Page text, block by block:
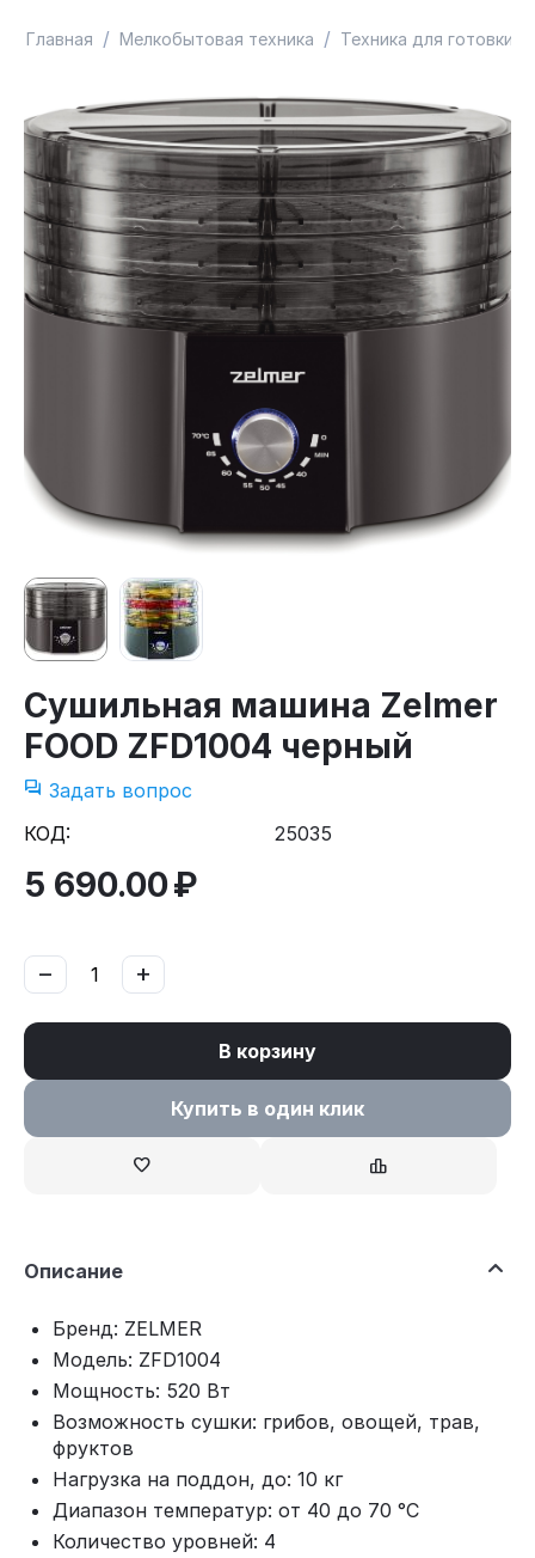
Главная / Мелкобытовая техника / Техника для готовки
Сушильная машина Zelmer
FOOD ZFD1004 черный
Задать вопрос
КОД:
25035
5 690.00₽
+
−
В корзину
Купить в один клик
Описание
Бренд: ZELMER
Модель: ZFD1004
Мощность: 520 Вт
Возможность сушки: грибов, овощей, трав,
фруктов
Нагрузка на поддон, до: 10 кг
Диапазон температур: от 40 до 70 °С
Количество уровней: 4